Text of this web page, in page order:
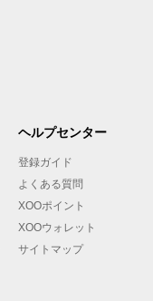
ヘルプセンター
登録ガイド
よくある質問
XOOポイント
XOOウォレット
サイトマップ